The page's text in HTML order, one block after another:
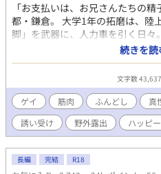
撮影され…さらには、高瀬の
ナルポーズの撮影も。尻を広げ、
ンケ体育会部員。「高瀬の熱い
では我慢できなくなった2人。そ
いて…。密室の好奇心が暴走を孕
塗れる――。 （過激な描写を含
【「男子体操部シリーズ」の第3
マッサージ」もぜひ！】
「お支払いは、お兄さんたちの
都・鎌倉。 大学1年の拓磨は、陸
脚」を武器に、人力車を引く日
けではない。白の六尺褌に法被を
営業」――。 ​ターゲットは、自分
の逞しい兄貴分」。 運命的に現
の『エロ海岸』へと誘う。 ​コン
かなアスリートの肢体。 二人の規
子犬のように疼き出す。 夕陽の
濃厚なトリオ・セックス！ ～～～
●「健康的アスリート」×「どネ
体に反し、大好きな「巨根」を
ンワン懐く拓磨。性欲と先走りで
続きを読
文字数 43,637
ゲイ 筋肉 ふんどし 真
誘い受け
野外露出 ハッピ
長編 完結 R18